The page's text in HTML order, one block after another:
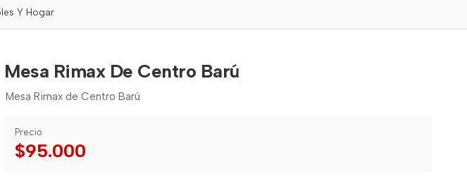
Y Hogar
Mesa Rimax De Centro Barú
Mesa Rimax de Centro Barú
Precio
$95.000